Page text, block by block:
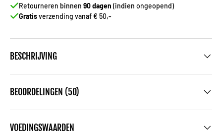
Retourneren binnen 90 dagen (indien ongeopend)
Gratisverzending vanaf € 50,-
BESCHRIJVING
BEOORDELINGEN (50)
VOEDINGSWAARDEN